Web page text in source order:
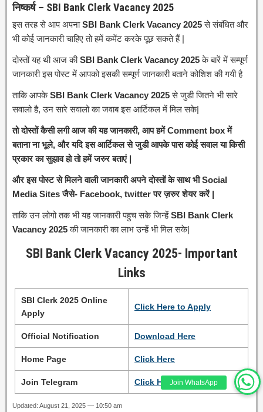
Join WhatsApp
निष्कर्ष – SBI Bank Clerk Vacancy 2025
इस तरह से आप अपनाSBI Bank Clerk Vacancy 2025से संबंधित और
भी कोई जानकारी चाहिए तो हमें कमेंट करके पूछ सकते हैं |
दोस्तों यह थी आज कीSBI Bank Clerk Vacancy 2025के बारें में सम्पूर्ण
जानकारी इस पोस्ट में आपको इसकी सम्पूर्ण जानकारी बताने कोशिश की गयी है
ताकि आपकेSBI Bank Clerk Vacancy 2025से जुडी जितने भी सारे
सवालो है, उन सारे सवालो का जवाब इस आर्टिकल में मिल सके|
तो दोस्तों कैसी लगी आज की यह जानकारी, आप हमें Comment box में
बताना ना भूले, और यदि इस आर्टिकल से जुडी आपके पास कोई सवाल या किसी
प्रकार का सुझाव हो तो हमें जरुर बताएं |
और इस पोस्ट से मिलने वाली जानकारी अपने दोस्तों के साथ भी Social
Media Sites जैसे- Facebook, twitter पर ज़रुर शेयर करें |
ताकि उन लोगो तक भी यह जानकारी पहुच सके जिन्हेंSBI Bank Clerk
Vacancy 2025की जानकारी का लाभ उन्हें भी मिल सके|
SBI Bank Clerk Vacancy 2025- Important
Links
SBI Clerk 2025 Online
Apply
Click Here to Apply
Official Notification Download Here
Home Page Click Here
Join Telegram Click Here
Updated: August 21, 2025 — 10:50 am